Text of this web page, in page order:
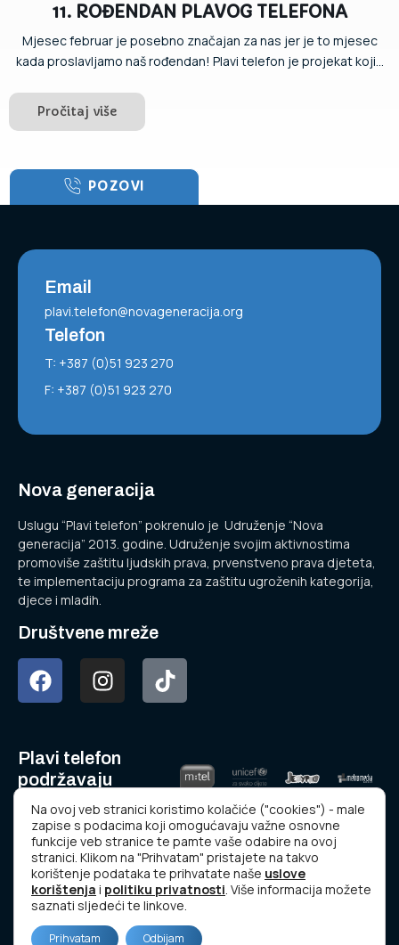
11. ROĐENDAN PLAVOG TELEFONA
Mjesec februar je posebno značajan za nas jer je to mjesec
kada proslavljamo naš rođendan! Plavi telefon je projekat koji...
Pročitaj više
POZOVI
Email
plavi.telefon@novageneracija.org
Telefon
T: +387 (0)51 923 270
F: +387 (0)51 923 270
Nova generacija
Uslugu “Plavi telefon” pokrenulo je Udruženje “Nova
generacija” 2013. godine. Udruženje svojim aktivnostima
promoviše zaštitu ljudskih prava, prvenstveno prava djeteta,
te implementaciju programa za zaštitu ugroženih kategorija,
djece i mladih.
Društvene mreže
Plavi telefon
podržavaju
www.plavitelefon.ba
© Copyright 2023 Udruženje “NOVA GENERACIJA”.
Na ovoj veb stranici koristimo kolačiće ("cookies") - male
zapise s podacima koji omogućavaju važne osnovne
funkcije veb stranice te pamte vaše odabire na ovoj
stranici. Klikom na "Prihvatam" pristajete na takvo
korištenje podataka te prihvatate naše uslove
korištenja i politiku privatnosti. Više informacija možete
saznati sljedeći te linkove.
Prihvatam Odbijam